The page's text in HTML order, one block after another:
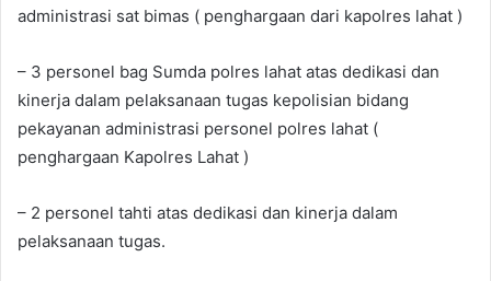
administrasi sat bimas ( penghargaan dari kapolres lahat )
– 3 personel bag Sumda polres lahat atas dedikasi dan
kinerja dalam pelaksanaan tugas kepolisian bidang
pekayanan administrasi personel polres lahat (
penghargaan Kapolres Lahat )
– 2 personel tahti atas dedikasi dan kinerja dalam
pelaksanaan tugas.